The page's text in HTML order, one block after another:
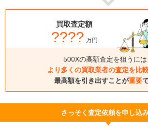
買取査定額
???? 万円
500Xの高額査定を狙うには
より多くの買取業者の査定を比較
最高額を引き出すことが重要
さっそく査定依頼を申し込み